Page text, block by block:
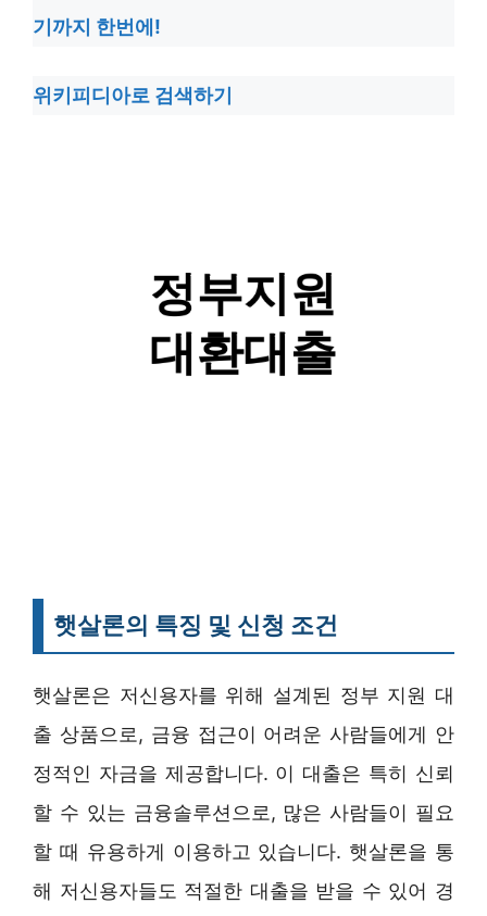
기까지 한번에!
위키피디아로 검색하기
햇살론의 특징 및 신청 조건
햇살론은 저신용자를 위해 설계된 정부 지원 대
출 상품으로, 금융 접근이 어려운 사람들에게 안
정적인 자금을 제공합니다. 이 대출은 특히 신뢰
할 수 있는 금융솔루션으로, 많은 사람들이 필요
할 때 유용하게 이용하고 있습니다. 햇살론을 통
해 저신용자들도 적절한 대출을 받을 수 있어 경